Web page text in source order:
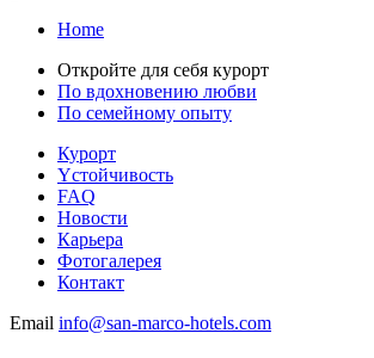
Home
Откройте для себя курорт
По вдохновению любви
По семейному опыту
Курорт
Yстойчивость
FAQ
Новости
Карьера
Фотогалерея
Контакт
Email info@san-marco-hotels.com